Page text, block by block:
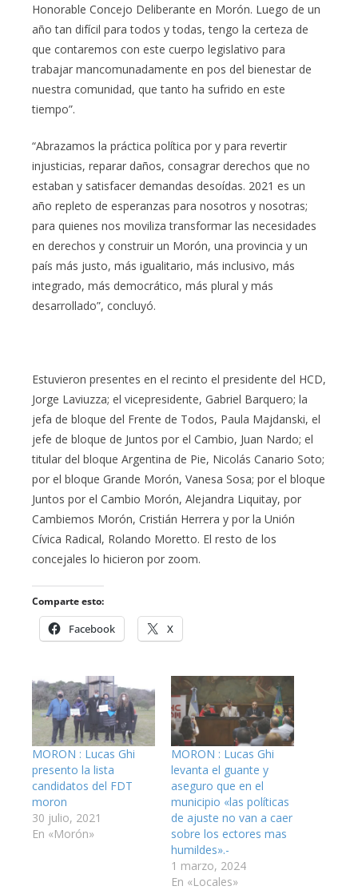
Honorable Concejo Deliberante en Morón. Luego de un
año tan difícil para todos y todas, tengo la certeza de
que contaremos con este cuerpo legislativo para
trabajar mancomunadamente en pos del bienestar de
nuestra comunidad, que tanto ha sufrido en este
tiempo”.
“Abrazamos la práctica política por y para revertir
injusticias, reparar daños, consagrar derechos que no
estaban y satisfacer demandas desoídas. 2021 es un
año repleto de esperanzas para nosotros y nosotras;
para quienes nos moviliza transformar las necesidades
en derechos y construir un Morón, una provincia y un
país más justo, más igualitario, más inclusivo, más
integrado, más democrático, más plural y más
desarrollado”, concluyó.
Estuvieron presentes en el recinto el presidente del HCD,
Jorge Laviuzza; el vicepresidente, Gabriel Barquero; la
jefa de bloque del Frente de Todos, Paula Majdanski, el
jefe de bloque de Juntos por el Cambio, Juan Nardo; el
titular del bloque Argentina de Pie, Nicolás Canario Soto;
por el bloque Grande Morón, Vanesa Sosa; por el bloque
Juntos por el Cambio Morón, Alejandra Liquitay, por
Cambiemos Morón, Cristián Herrera y por la Unión
Cívica Radical, Rolando Moretto. El resto de los
concejales lo hicieron por zoom.
Comparte esto:
Facebook X
MORON : Lucas Ghi
presento la lista
candidatos del FDT
moron
30 julio, 2021
En «Morón»
MORON : Lucas Ghi
levanta el guante y
aseguro que en el
municipio «las políticas
de ajuste no van a caer
sobre los ectores mas
humildes».-
1 marzo, 2024
En «Locales»